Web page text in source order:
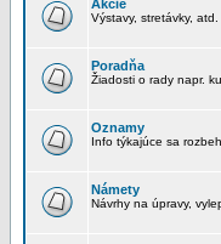
Akcie
Výstavy, stretávky, atd.
Poradňa
Žiadosti o rady napr.
Oznamy
Info týkajúce sa
Námety
Návrhy na úpravy,